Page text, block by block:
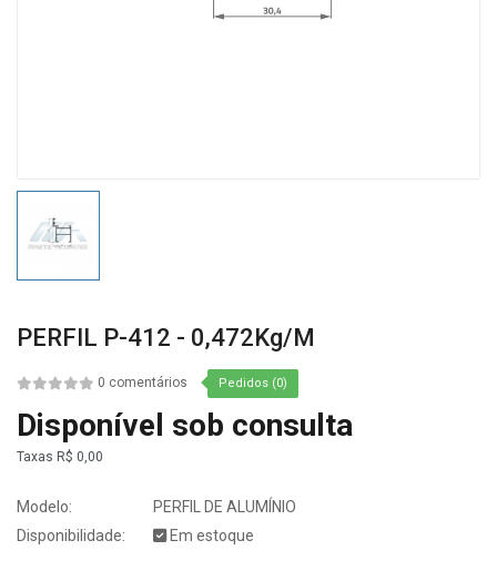
PERFIL P-412 - 0,472Kg/m
0 comentários Pedidos (0)
Disponível sob consulta
Taxas R$ 0,00
Modelo:
PERFIL DE ALUMÍNIO
Disponibilidade:
Em estoque